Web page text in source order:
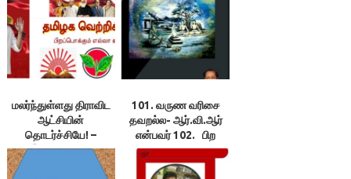
மலர்ந்துள்ளது திராவிட
ஆட்சியின்
தொடர்ச்சியே! –
இலக்குவனார்
101. வருண வரிசை
தவறல்ல- ஆர்.வி.ஆர்
என்பவர் 102. பிற
நாட்டார்
சனாதனத்திற்கு